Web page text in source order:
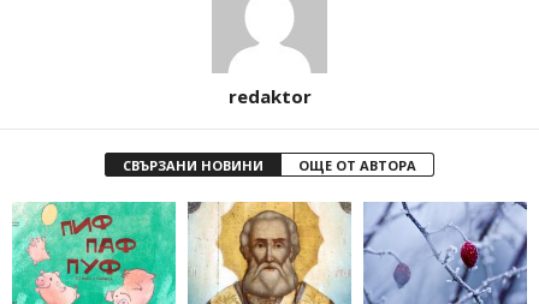
redaktor
СВЪРЗАНИ НОВИНИ ОЩЕ ОТ АВТОРА